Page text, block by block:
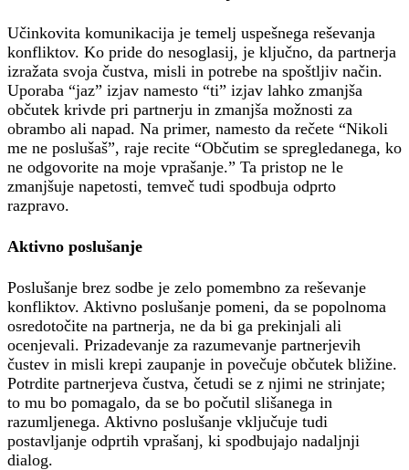
Učinkovita komunikacija je temelj uspešnega reševanja
konfliktov. Ko pride do nesoglasij, je ključno, da partnerja
izražata svoja čustva, misli in potrebe na spoštljiv način.
Uporaba “jaz” izjav namesto “ti” izjav lahko zmanjša
občutek krivde pri partnerju in zmanjša možnosti za
obrambo ali napad. Na primer, namesto da rečete “Nikoli
me ne poslušaš”, raje recite “Občutim se spregledanega, ko
ne odgovorite na moje vprašanje.” Ta pristop ne le
zmanjšuje napetosti, temveč tudi spodbuja odprto
razpravo.
Aktivno poslušanje
Poslušanje brez sodbe je zelo pomembno za reševanje
konfliktov. Aktivno poslušanje pomeni, da se popolnoma
osredotočite na partnerja, ne da bi ga prekinjali ali
ocenjevali. Prizadevanje za razumevanje partnerjevih
čustev in misli krepi zaupanje in povečuje občutek bližine.
Potrdite partnerjeva čustva, četudi se z njimi ne strinjate;
to mu bo pomagalo, da se bo počutil slišanega in
razumljenega. Aktivno poslušanje vključuje tudi
postavljanje odprtih vprašanj, ki spodbujajo nadaljnji
dialog.